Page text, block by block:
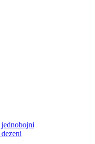
jednobojni
dezeni